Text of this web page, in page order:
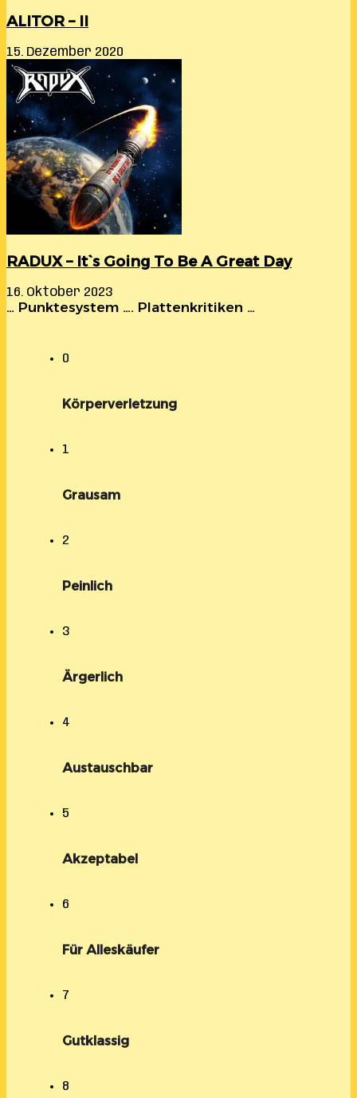
ALITOR – II
15. Dezember 2020
RADUX – It`s Going To Be A Great Day
16. Oktober 2023
… Punktesystem …. Plattenkritiken …
0
Körperverletzung
1
Grausam
2
Peinlich
3
Ärgerlich
4
Austauschbar
5
Akzeptabel
6
Für Alleskäufer
7
Gutklassig
8